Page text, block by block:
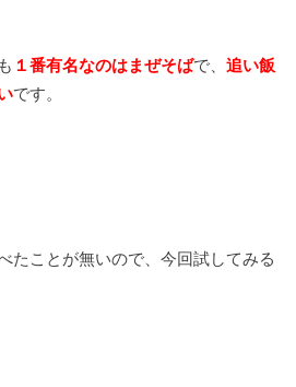
１ 番有名なのはまぜそばで、 追い飯
です。
たことが無いので、今回試してみる